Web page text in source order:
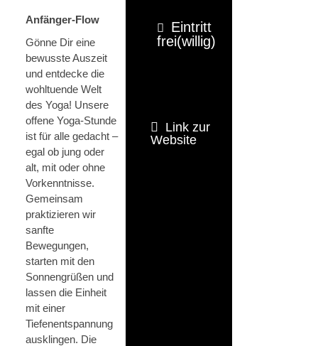
Anfänger-Flow
Gönne Dir eine
bewusste Auszeit
und entdecke die
wohltuende Welt
des Yoga! Unsere
offene Yoga-Stunde
ist für alle gedacht –
egal ob jung oder
alt, mit oder ohne
Vorkenntnisse.
Gemeinsam
praktizieren wir
sanfte
Bewegungen,
starten mit den
Sonnengrüßen und
lassen die Einheit
mit einer
Tiefenentspannung
ausklingen. Die
Eintritt
frei(willig)
Link zur
Website